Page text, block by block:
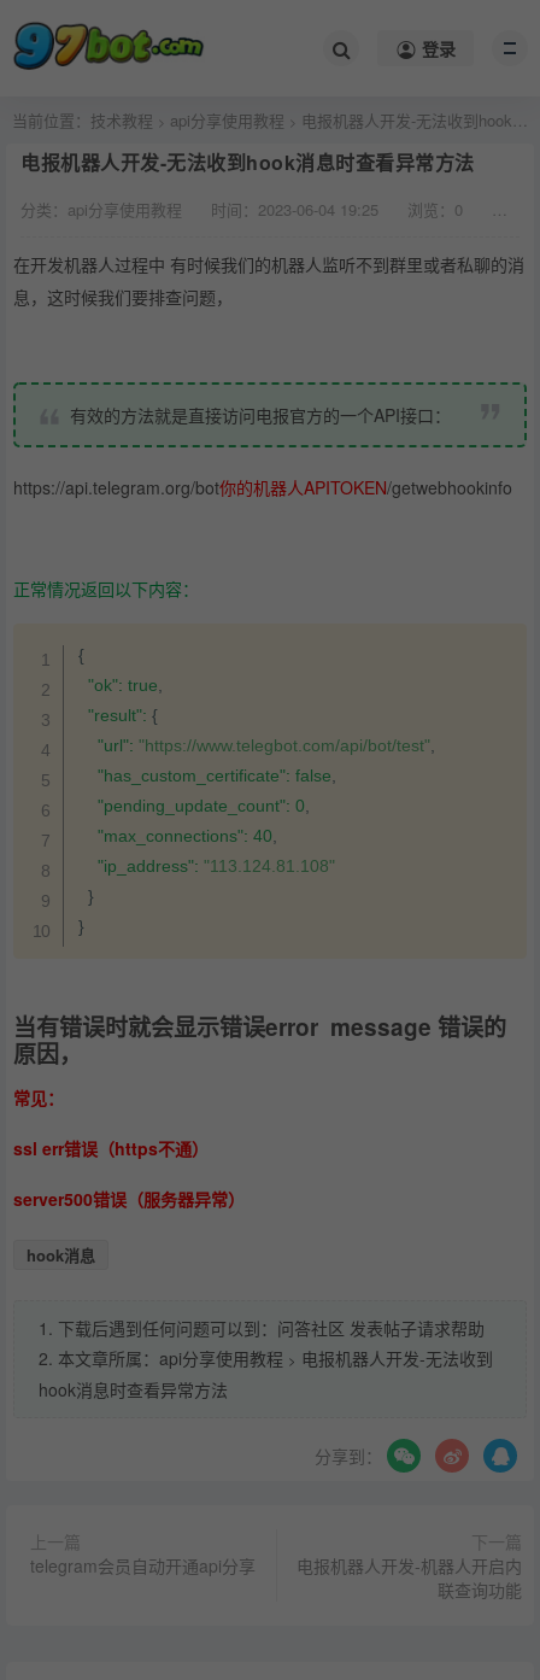
登录
当前位置： 技术教程 > api分享使用教程 > 电报机器人开发-无法收到hook消息时查看异常方法
电报机器人开发-无法收到hook消息时查看异常方法
分类：api分享使用教程 时间：2023-06-04 19:25 浏览： 0 评论
在开发机器人过程中 有时候我们的机器人监听不到群里或者私聊的消
息，这时候我们要排查问题，
有效的方法就是直接访问电报官方的一个API接口：
https://api.telegram.org/bot你的机器人APITOKEN/getwebhookinfo
正常情况返回以下内容：
{
"ok": true
"result": {
"url": "https://www.telegbot.com/api/bot/test"
"has_custom_certificate": false
"pending_update_count": 0
"max_connections": 40
"ip_address": "113.124.81.108"
}
}
当有错误时就会显示错误error message 错误的
原因，
常见：
ssl err错误（https不通）
server500错误（服务器异常）
hook消息
1. 下载后遇到任何问题可以到：问答社区 发表帖子请求帮助
2. 本文章所属： api分享使用教程 > 电报机器人开发-无法收到
hook消息时查看异常方法
分享到：
上一篇
telegram会员自动开通api分享
下一篇
电报机器人开发-机器人开启内
联查询功能